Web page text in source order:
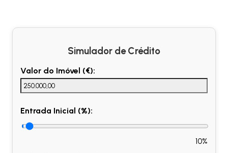
Simulador de Crédito
Valor do Imóvel (€):
Entrada Inicial (%):
10%